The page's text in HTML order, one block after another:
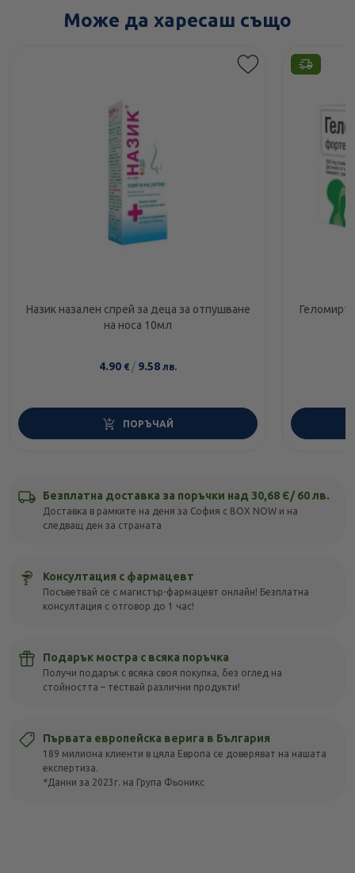
Може да харесаш също
Назик назален спрей за деца за отпушване
на носа 10мл
4.90 € / 9.58 лв.
ПОРЪЧАЙ
Безплатна доставка за поръчки над 30,68 Є/ 60 лв.
Доставка в рамките на деня за София с BOX NOW и на
следващ ден за страната
Консултация с фармацевт
Посъветвай се с магистър-фармацевт онлайн! Безплатна
консултация с отговор до 1 час!
Подарък мостра с всяка поръчка
Получи подарък с всяка своя покупка, без оглед на
стойността – тествай различни продукти!
Първата европейска верига в България
189 милиона клиенти в цяла Европа се доверяват на нашата
експертиза.
*Данни за 2023г. на Група Фьоникс